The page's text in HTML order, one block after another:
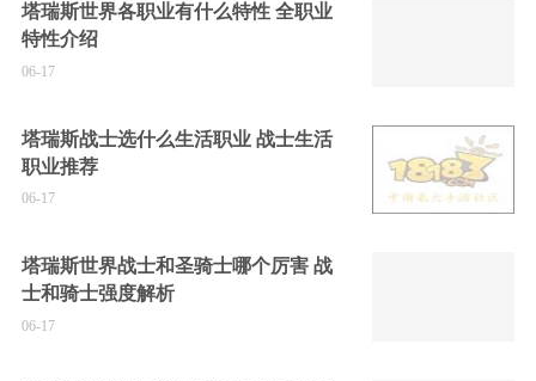
塔瑞斯世界各职业有什么特性 全职业
特性介绍
06-17
塔瑞斯战士选什么生活职业 战士生活
职业推荐
06-17
塔瑞斯世界战士和圣骑士哪个厉害 战
士和骑士强度解析
06-17